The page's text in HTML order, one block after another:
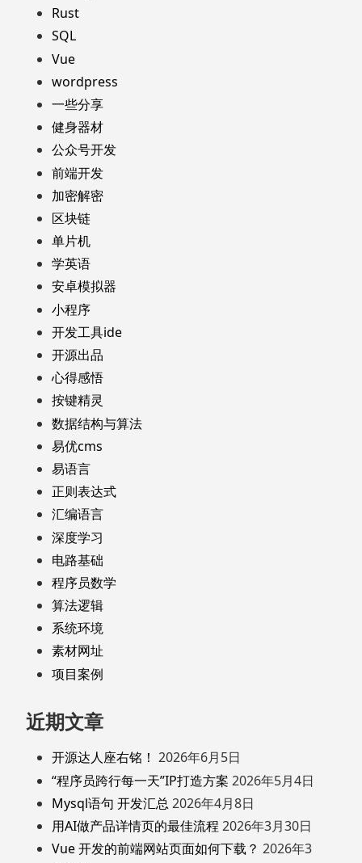
Rust
SQL
Vue
wordpress
一些分享
健身器材
公众号开发
前端开发
加密解密
区块链
单片机
学英语
安卓模拟器
小程序
开发工具ide
开源出品
心得感悟
按键精灵
数据结构与算法
易优cms
易语言
正则表达式
汇编语言
深度学习
电路基础
程序员数学
算法逻辑
系统环境
素材网址
项目案例
近期文章
开源达人座右铭！ 2026年6月5日
“程序员跨行每一天”IP打造方案 2026年5月4日
Mysql语句 开发汇总 2026年4月8日
用AI做产品详情页的最佳流程 2026年3月30日
Vue 开发的前端网站页面如何下载？ 2026年3